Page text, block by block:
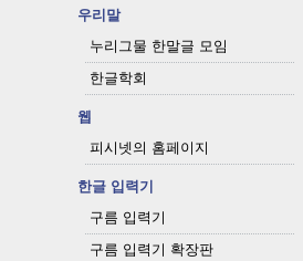
우리말
누리그물 한말글 모임
한글학회
웹
피시넷의 홈페이지
한글 입력기
구름 입력기
구름 입력기 확장판